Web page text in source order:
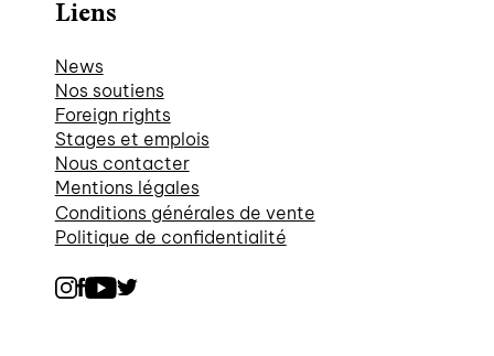
Liens
News
Nos soutiens
Foreign rights
Stages et emplois
Nous contacter
Mentions légales
Conditions générales de vente
Politique de confidentialité